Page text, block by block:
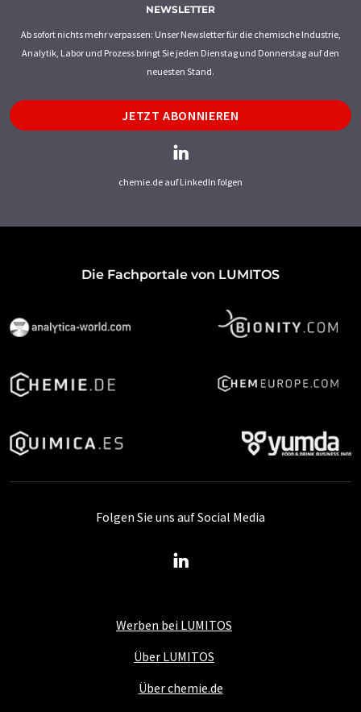
NEWSLETTER
Ab sofort nichts mehr verpassen: Unser Newsletter für die chemische Industrie,
Analytik, Labor und Prozess bringt Sie jeden Dienstag und Donnerstag auf den
neuesten Stand.
JETZT ABONNIEREN
chemie.de auf LinkedIn folgen
Die Fachportale von LUMITOS
Werben bei LUMITOS
Über LUMITOS
Über chemie.de
Folgen Sie uns auf Social Media